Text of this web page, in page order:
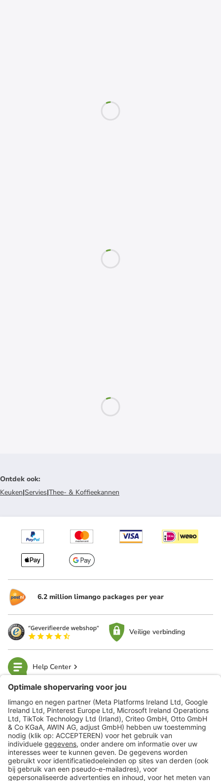
Ontdek ook:
Keuken|Servies|Thee- & Koffieekannen
6.2 million limango packages per year
Veilige verbinding
Help Center
limango
Veilig winkelen
Klantenservice
Shop